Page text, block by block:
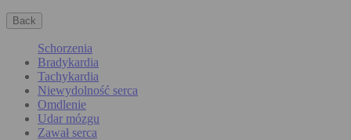
Back
Schorzenia
Bradykardia
Tachykardia
Niewydolność serca
Omdlenie
Udar mózgu
Zawał serca